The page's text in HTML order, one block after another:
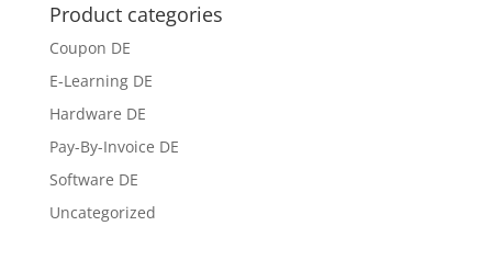
Product categories
Coupon DE
E-Learning DE
Hardware DE
Pay-By-Invoice DE
Software DE
Uncategorized